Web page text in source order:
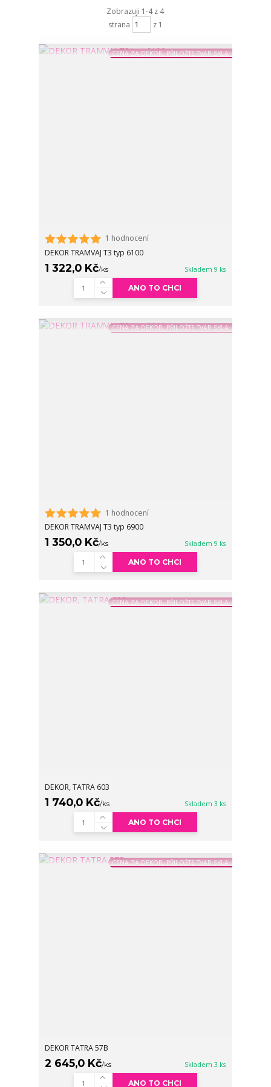
Zobrazuji 1-4 z 4
strana
z 1
CENA ZA DEKOR, PŘILOŽTE TVAR SKLA
1 hodnocení
DEKOR TRAMVAJ T3 typ 6100
1 322,0 Kč/ks Skladem 9 ks
ANO TO CHCI
CENA ZA DEKOR, PŘILOŽTE TVAR SKLA
1 hodnocení
DEKOR TRAMVAJ T3 typ 6900
1 350,0 Kč/ks Skladem 9 ks
ANO TO CHCI
CENA ZA DEKOR, PŘILOŽTE TVAR SKLA
DEKOR, TATRA 603
1 740,0 Kč/ks Skladem 3 ks
ANO TO CHCI
CENA ZA DEKOR, PŘILOŽTE TVAR SKLA
DEKOR TATRA 57B
2 645,0 Kč/ks Skladem 3 ks
ANO TO CHCI